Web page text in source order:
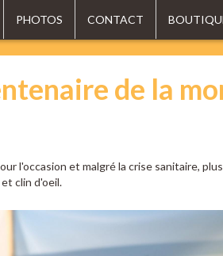
PHOTOS CONTACT
de la
l'occasion et malgré la crise sanitaire,
clin d'oeil.